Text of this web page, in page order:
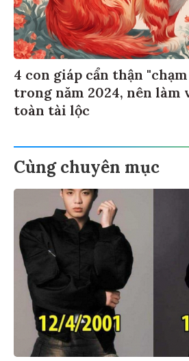
4 con giáp cẩn thận
trong năm 2024, nên làm
toàn tài lộc
Cùng chuyên mục